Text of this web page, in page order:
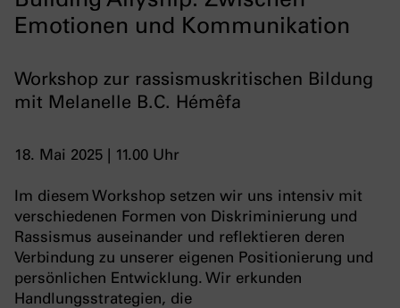
Emotionen und Kommunikation
Workshop zur rassismuskritischen Bildung
mit Melanelle B.C. Hémêfa
18. Mai 2025 | 11.00 Uhr
Im diesem Workshop setzen wir uns intensiv mit
verschiedenen Formen von Diskriminierung und
Rassismus auseinander und reflektieren deren
Verbindung zu unserer eigenen Positionierung und
persönlichen Entwicklung. Wir erkunden
Handlungsstrategien, die